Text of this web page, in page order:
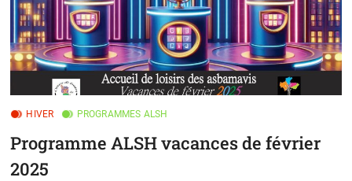
HIVER PROGRAMMES ALSH
Programme ALSH vacances de février
2025